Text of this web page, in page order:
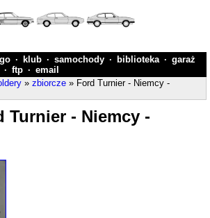
· klub · samochody · biblioteka · garaż
· ftp · email
» zbiorcze » Ford Turnier - Niemcy -
Turnier - Niemcy -